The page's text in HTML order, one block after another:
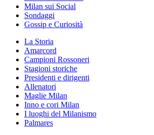
Milan sui Social
Sondaggi
Gossip e Curiosità
La Storia
Amarcord
Campioni Rossoneri
Stagioni storiche
Presidenti e dirigenti
Allenatori
Maglie Milan
Inno e cori Milan
I luoghi del Milanismo
Palmares